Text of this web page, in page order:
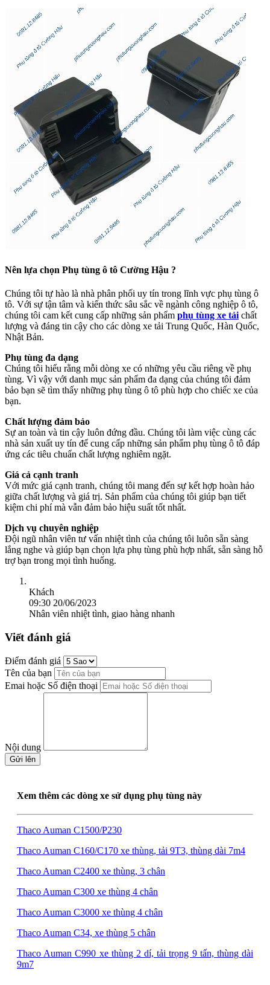
Nên lựa chọn Phụ tùng ô tô Cường Hậu ?
Chúng tôi tự hào là nhà phân phối uy tín trong lĩnh vực phụ tùng ô
tô. Với sự tận tâm và kiến thức sâu sắc về ngành công nghiệp ô tô,
chúng tôi cam kết cung cấp những sản phẩm phụ tùng xe tảichất
lượng và đáng tin cậy cho các dòng xe tải Trung Quốc, Hàn Quốc,
Nhật Bản.
Phụ tùng đa dạng
Chúng tôi hiểu rằng mỗi dòng xe có những yêu cầu riêng về phụ
tùng. Vì vậy với danh mục sản phẩm đa dạng của chúng tôi đảm
bảo bạn sẽ tìm thấy những phụ tùng ô tô phù hợp cho chiếc xe của
bạn.
Chất lượng đảm bảo
Sự an toàn và tin cậy luôn đứng đầu. Chúng tôi làm việc cùng các
nhà sản xuất uy tín để cung cấp những sản phẩm phụ tùng ô tô đáp
ứng các tiêu chuẩn chất lượng nghiêm ngặt.
Giá cả cạnh tranh
Với mức giá cạnh tranh, chúng tôi mang đến sự kết hợp hoàn hảo
giữa chất lượng và giá trị. Sản phẩm của chúng tôi giúp bạn tiết
kiệm chi phí mà vẫn đảm bảo hiệu suất tốt nhất.
Dịch vụ chuyên nghiệp
Đội ngũ nhân viên tư vấn nhiệt tình của chúng tôi luôn sẵn sàng
lắng nghe và giúp bạn chọn lựa phụ tùng phù hợp nhất, sẵn sàng hỗ
trợ bạn trong mọi tình huống.
Khách
09:30 20/06/2023
Nhân viên nhiệt tình, giao hàng nhanh
Viết đánh giá
Điểm đánh giá
Tên của bạn
Emai hoặc Số điện thoại
Nội dung
Gửi lên
Xem thêm các dòng xe sử dụng phụ tùng này
Thaco Auman C1500/P230
Thaco Auman C160/C170 xe thùng, tải 9T3, thùng dài 7m4
Thaco Auman C2400 xe thùng, 3 chân
Thaco Auman C300 xe thùng 4 chân
Thaco Auman C3000 xe thùng 4 chân
Thaco Auman C34, xe thùng 5 chân
Thaco Auman C990 xe thùng 2 dí, tải trọng 9 tấn, thùng dài
9m7